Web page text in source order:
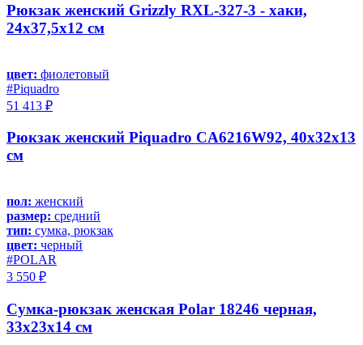
Рюкзак женский Grizzly RXL-327-3 - хаки,
24х37,5х12 см
цвет: фиолетовый
#Piquadro
51 413 ₽
Рюкзак женский Piquadro CA6216W92, 40х32х13
см
пол: женский
размер: средний
тип: сумка, рюкзак
цвет: черный
#POLAR
3 550 ₽
Сумка-рюкзак женская Polar 18246 черная,
33х23х14 см